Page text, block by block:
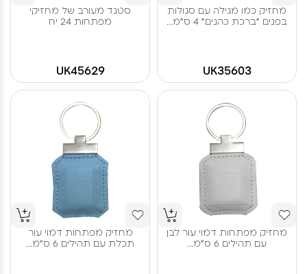
מחזיק כמו מגילה עם סגולות
בפנים "ברכת כהנים" 4 ס"מ...
UK35603
סטנד מעורב של מחזיקי
מפתחות 24 יח
UK45629
מחזיק מפתחות דמוי עור לבן
עם תהילים 6 ס"מ...
מחזיק מפתחות דמוי עור
תכלת עם תהילים 6 ס"מ...